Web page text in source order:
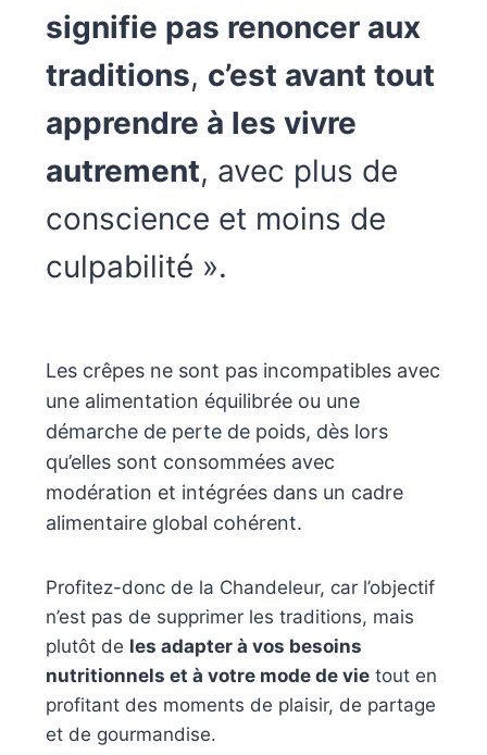
signifie pas renoncer aux
traditions, c’est avant tout
apprendre à les vivre
autrement, avec plus de
conscience et moins de
culpabilité ».
Les crêpes ne sont pas incompatibles avec
une alimentation équilibrée ou une
démarche de perte de poids, dès lors
qu’elles sont consommées avec
modération et intégrées dans un cadre
alimentaire global cohérent.
Profitez-donc de la Chandeleur, car l’objectif
n’est pas de supprimer les traditions, mais
plutôt de les adapter à vos besoins
nutritionnels et à votre mode de vie tout en
profitant des moments de plaisir, de partage
et de gourmandise.